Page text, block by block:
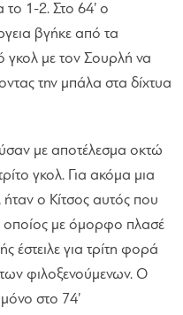
το 1-2. Στο 64’ ο
βγήκε από τα
γκολ με τον Σουρλή να
την μπάλα στα δίχτυα
με αποτέλεσμα οκτώ
γκολ. Για ακόμα μια
ο Κίτσος αυτός που
οποίος με όμορφο πλασέ
έστειλε για τρίτη φορά
φιλοξενούμενων. Ο
μόνο στο 74’